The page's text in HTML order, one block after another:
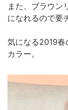
また、ブラウン
になれるので要
気になる2019春
カラー。